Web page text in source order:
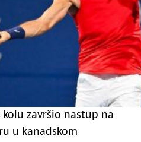
završio nastup na
u kanadskom